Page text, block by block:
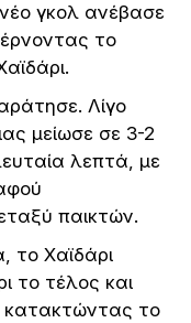
γκολ ανέβασε
το
Λίγο
μείωσε σε 3-2
λεπτά, με
παικτών.
το Χαϊδάρι
το τέλος και
κατακτώντας το